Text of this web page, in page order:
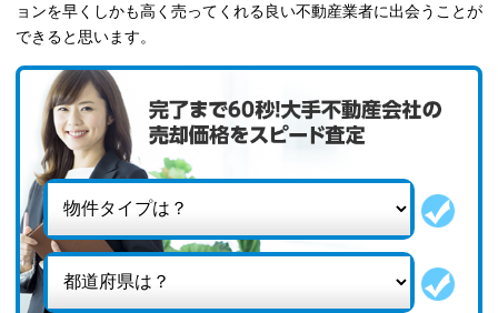
ョンを早くしかも高く売ってくれる良い不動産業者に出会うことが
できると思います。